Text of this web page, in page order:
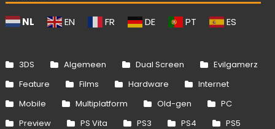
NL EN FR DE PT ES
3DS Algemeen Dual Screen
Evilgamerz
Feature
Films Hardware
Internet
Mobile
Multiplatform Old-gen
PC
Preview
PS Vita PS3 PS4 PS5